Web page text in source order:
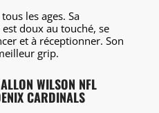
les ages. Sa
doux au touché, se
et à réceptionner. Son
grip.
WILSON NFL
CARDINALS